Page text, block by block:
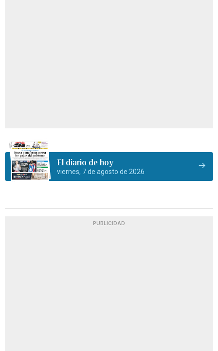
El diario de hoy
viernes, 7 de agosto de 2026
PUBLICIDAD